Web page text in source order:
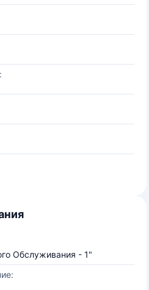
Обслуживания - 1"